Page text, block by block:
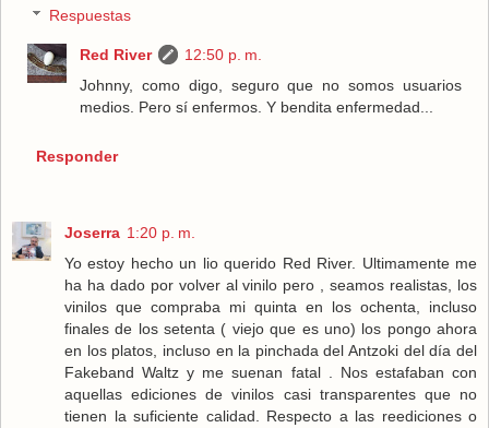
Respuestas
Red River
12:50 p. m.
Johnny, como digo, seguro que no somos usuarios
medios. Pero sí enfermos. Y bendita enfermedad...
Responder
Joserra 1:20 p. m.
Yo estoy hecho un lio querido Red River. Ultimamente me
ha ha dado por volver al vinilo pero , seamos realistas, los
vinilos que compraba mi quinta en los ochenta, incluso
finales de los setenta ( viejo que es uno) los pongo ahora
en los platos, incluso en la pinchada del Antzoki del día del
Fakeband Waltz y me suenan fatal . Nos estafaban con
aquellas ediciones de vinilos casi transparentes que no
tienen la suficiente calidad. Respecto a las reediciones o